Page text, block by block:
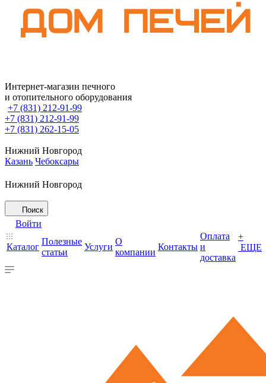
Интернет-магазин печного
и отопительного оборудования
+7 (831) 212-91-99
+7 (831) 212-91-99
+7 (831) 262-15-05
Нижний Новгород
Казань Чебоксары
Нижний Новгород
Поиск
Войти
Каталог
Полезные
статьи
Услуги
О
компании
Контакты
Оплата
и
доставка
+
ЕЩЕ